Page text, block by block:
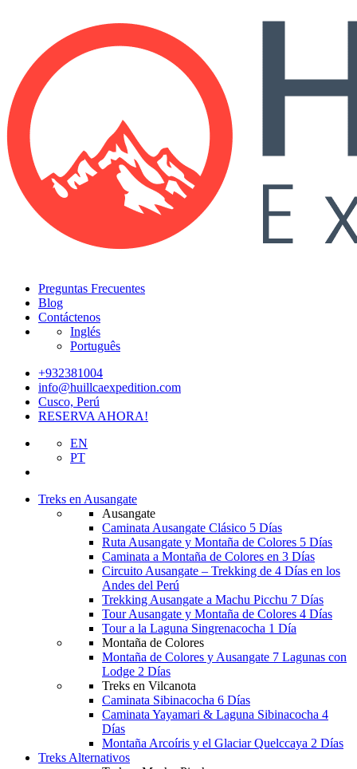
Preguntas Frecuentes
Blog
Contáctenos
Inglés
Português
+932381004
info@huillcaexpedition.com
Cusco, Perú
RESERVA AHORA!
EN
PT
Treks en Ausangate
Ausangate
Caminata Ausangate Clásico 5 Días
Ruta Ausangate y Montaña de Colores 5 Días
Caminata a Montaña de Colores en 3 Días
Circuito Ausangate – Trekking de 4 Días en los
Andes del Perú
Trekking Ausangate a Machu Picchu 7 Días
Tour Ausangate y Montaña de Colores 4 Días
Tour a la Laguna Singrenacocha 1 Día
Montaña de Colores
Montaña de Colores y Ausangate 7 Lagunas con
Lodge 2 Días
Treks en Vilcanota
Caminata Sibinacocha 6 Días
Caminata Yayamari & Laguna Sibinacocha 4
Días
Montaña Arcoíris y el Glaciar Quelccaya 2 Días
Treks Alternativos